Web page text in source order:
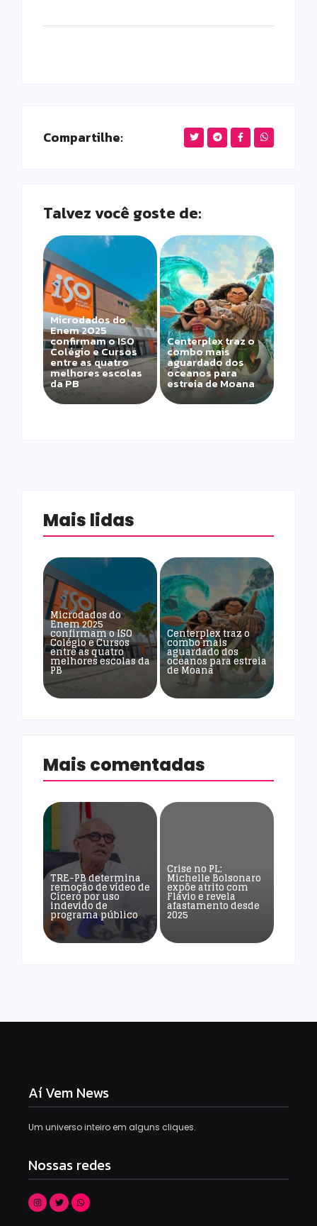
Compartilhe:
Talvez você goste de:
Microdados do
Enem 2025
confirmam o ISO
Colégio e Cursos
entre as quatro
melhores escolas
da PB
Centerplex traz o
combo mais
aguardado dos
oceanos para
estreia de Moana
Mais lidas
Microdados do
Enem 2025
confirmam o ISO
Colégio e Cursos
entre as quatro
melhores escolas da
PB
Centerplex traz o
combo mais
aguardado dos
oceanos para estreia
de Moana
Mais comentadas
TRE-PB determina
remoção de vídeo de
Cícero por uso
indevido de
programa público
Crise no PL:
Michelle Bolsonaro
expõe atrito com
Flávio e revela
afastamento desde
2025
Aí Vem News
Um universo inteiro em alguns cliques.
Nossas redes